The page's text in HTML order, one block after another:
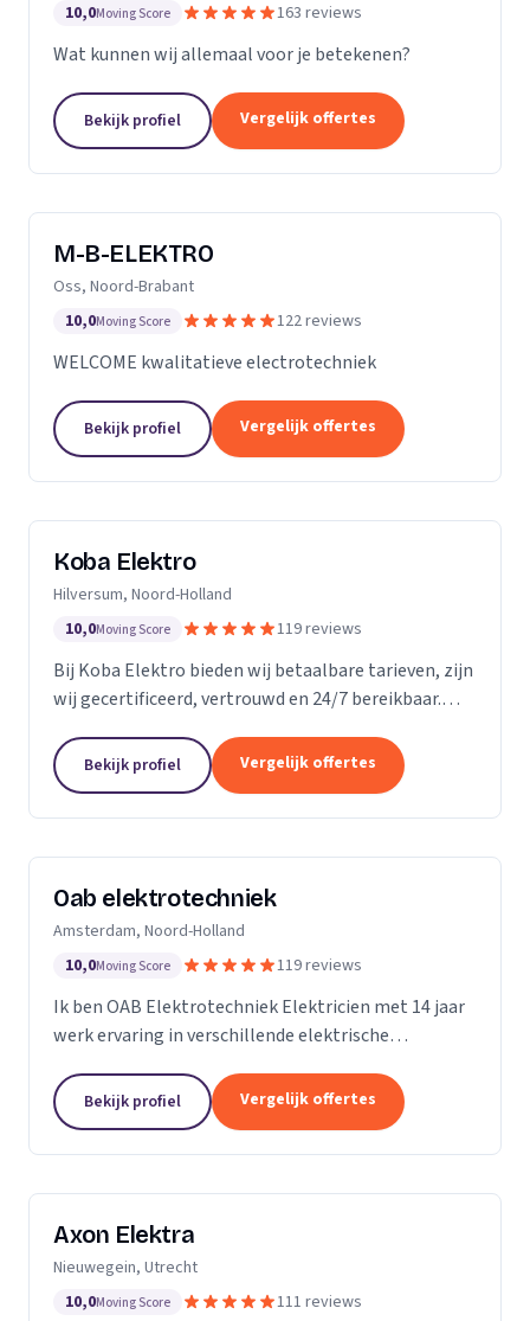
10,0Moving Score 163 reviews
Wat kunnen wij allemaal voor je betekenen?
Bekijk profiel Vergelijk offertes
M-B-ELEKTRO
Oss, Noord-Brabant
10,0Moving Score 122 reviews
WELCOME kwalitatieve electrotechniek
Bekijk profiel Vergelijk offertes
Koba Elektro
Hilversum, Noord-Holland
10,0Moving Score 119 reviews
Bij Koba Elektro bieden wij betaalbare tarieven, zijn
wij gecertificeerd, vertrouwd en 24/7 bereikbaar.
problemen snel worden opgelost.
Bekijk profiel Vergelijk offertes
Oab elektrotechniek
Amsterdam, Noord-Holland
10,0Moving Score 119 reviews
Ik ben OAB Elektrotechniek Elektricien met 14 jaar
werk ervaring in verschillende elektrische
groepenkasten noem het maar op bijna alles
Bekijk profiel Vergelijk offertes
Axon Elektra
Nieuwegein, Utrecht
10,0Moving Score 111 reviews